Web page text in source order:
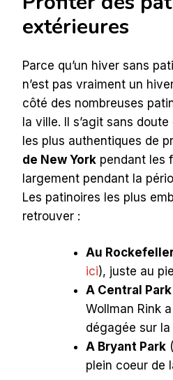
extérieures
Parce qu’un hiver sans
n’est pas vraiment un
côté des nombreuses
la ville. Il s’agit sans
les plus authentiques de
de New York pendant les
largement pendant la
Les patinoires les plus
retrouver :
Au
ici), juste au
A Central Park
Wollman Rink
dégagée sur la
A Bryant Park (
plein coeur de